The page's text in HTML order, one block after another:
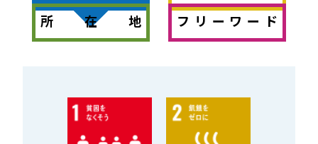
所在地
フリーワード